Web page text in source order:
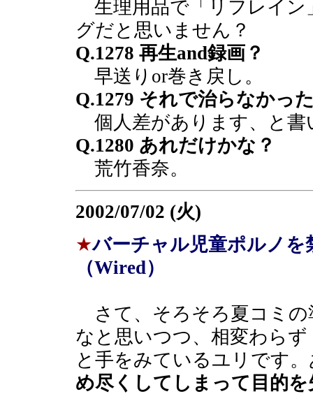
生理用品で「リフレイン
グだと思いません？
Q.1278 再生and録画？
早送りor巻き戻し。
Q.1279 それで治らなかっ
個人差があります、と書
Q.1280 あれだけかな？
荒竹香奈。
2002/07/02 (火)
★バーチャル児童ポルノを
（Wired）
さて、そろそろ夏コミの
なと思いつつ、相変わらず
と手をみているユリです
め尽くしてしまって目的